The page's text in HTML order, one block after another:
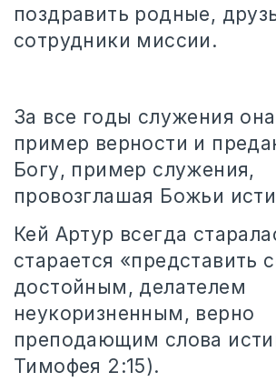
поздравить родные,
сотрудники миссии.
За все годы служения
пример верности и
Богу, пример служения,
провозглашая Божьи
Кей Артур всегда
старается «представить
достойным, делателем
неукоризненным, верно
преподающим слова
Тимофея 2:15).